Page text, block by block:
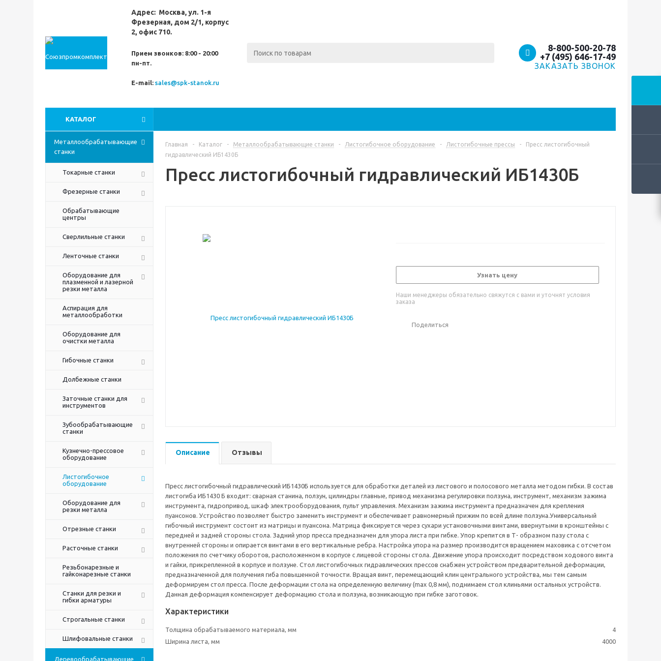
Адрес: Москва, ул. 1-я
Фрезерная, дом 2/1, корпус
2, офис 710.
Прием звонков: 8:00 - 20:00
пн-пт.
E-mail: sales@spk-stanok.ru
8-800-500-20-78
+7 (495) 646-17-49
ЗАКАЗАТЬ ЗВОНОК
КАТАЛОГ
Металлообрабатывающие
станки
Токарные станки
Фрезерные станки
Обрабатывающие
центры
Сверлильные станки
Ленточные станки
Оборудование для
плазменной и лазерной
резки металла
Аспирация для
металлообработки
Оборудование для
очистки металла
Гибочные станки
Долбежные станки
Заточные станки для
инструментов
Зубообрабатывающие
станки
Кузнечно-прессовое
оборудование
Листогибочное
оборудование
Оборудование для
резки металла
Отрезные станки
Расточные станки
Резьбонарезные и
гайконарезные станки
Станки для резки и
гибки арматуры
Строгальные станки
Шлифовальные станки
Деревообрабатывающие
Главная - Каталог - Металлообрабатывающие станки - Листогибочное оборудование - Листогибочные прессы -
Пресс листогибочный
гидравлический ИБ1430Б
Пресс листогибочный гидравлический ИБ1430Б
Узнать цену
Наши менеджеры обязательно свяжутся с вами и уточнят условия
заказа
Поделиться
Описание Отзывы
Пресс листогибочный гидравлический ИБ1430Б используется для обработки деталей из листового и полосового металла методом гибки. В состав
листогиба ИБ1430 Б входит: сварная станина, ползун, цилиндры главные, привод механизма регулировки ползуна, инструмент, механизм зажима
инструмента, гидропривод, шкаф электрооборудования, пульт управления. Механизм зажима инструмента предназначен для крепления
пуансонов. Устройство позволяет быстро заменить инструмент и обеспечивает равномерный прижим по всей длине ползуна.Универсальный
гибочный инструмент состоит из матрицы и пуансона. Матрица фиксируется через сухари установочными винтами, ввернутыми в кронштейны с
передней и задней стороны стола. Задний упор пресса предназначен для упора листа при гибке. Упор крепится в Т- образном пазу стола с
внутренней стороны и опирается винтами в его вертикальные ребра. Настройка упора на размер производится вращением маховика с отсчетом
положения по счетчику оборотов, расположенном в корпусе с лицевой стороны стола. Движение упора происходит посредством ходового винта
и гайки, прикрепленной в корпусе и ползуне. Стол листогибочных гидравлических прессов снабжен устройством предварительной деформации,
предназначенной для получения гиба повышенной точности. Вращая винт, перемещающий клин центрального устройства, мы тем самым
деформируем стол пресса. После деформации стола на определенную величину (max 0,8 мм), поднимаем стол клиньями остальных устройств.
Данная деформация компенсирует деформацию стола и ползуна, возникающую при гибке заготовок.
Характеристики
Толщина обрабатываемого материала, мм
4
Ширина листа, мм
4000